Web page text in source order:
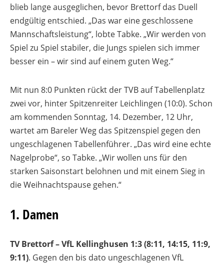
blieb lange ausgeglichen, bevor Brettorf das Duell
endgültig entschied. „Das war eine geschlossene
Mannschaftsleistung“, lobte Tabke. „Wir werden von
Spiel zu Spiel stabiler, die Jungs spielen sich immer
besser ein – wir sind auf einem guten Weg.“
Mit nun 8:0 Punkten rückt der TVB auf Tabellenplatz
zwei vor, hinter Spitzenreiter Leichlingen (10:0). Schon
am kommenden Sonntag, 14. Dezember, 12 Uhr,
wartet am Bareler Weg das Spitzenspiel gegen den
ungeschlagenen Tabellenführer. „Das wird eine echte
Nagelprobe“, so Tabke. „Wir wollen uns für den
starken Saisonstart belohnen und mit einem Sieg in
die Weihnachtspause gehen.“
1. Damen
TV Brettorf – VfL Kellinghusen 1:3 (8:11, 14:15, 11:9,
9:11). Gegen den bis dato ungeschlagenen VfL